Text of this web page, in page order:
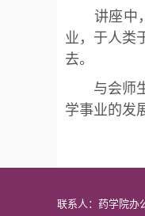
讲座中，
业，于人类
去。
与会师生
学事业的发
联系人：药学院办